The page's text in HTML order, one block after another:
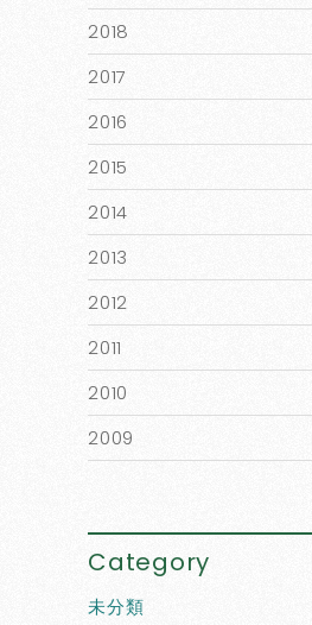
2018
2017
2016
2015
2014
2013
2012
2011
2010
2009
Category
未分類